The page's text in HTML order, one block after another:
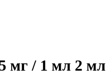
мг / 1 мл 2 мл